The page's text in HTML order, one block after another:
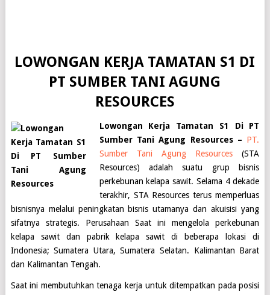
LOWONGAN KERJA TAMATAN S1 DI
PT SUMBER TANI AGUNG
RESOURCES
Lowongan Kerja Tamatan S1 Di PT
Sumber Tani Agung Resources – PT.
Sumber Tani Agung Resources (STA
Resources) adalah suatu grup bisnis
perkebunan kelapa sawit. Selama 4 dekade
terakhir, STA Resources terus memperluas
bisnisnya melalui peningkatan bisnis utamanya dan akuisisi yang
sifatnya strategis. Perusahaan Saat ini mengelola perkebunan
kelapa sawit dan pabrik kelapa sawit di beberapa lokasi di
Indonesia; Sumatera Utara, Sumatera Selatan. Kalimantan Barat
dan Kalimantan Tengah.
Saat ini membutuhkan tenaga kerja untuk ditempatkan pada posisi